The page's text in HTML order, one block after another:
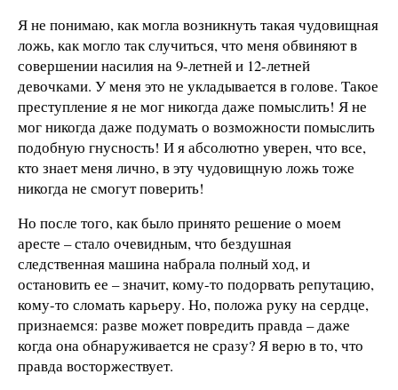
Я не понимаю, как могла возникнуть такая чудовищная
ложь, как могло так случиться, что меня обвиняют в
совершении насилия на 9-летней и 12-летней
девочками. У меня это не укладывается в голове. Такое
преступление я не мог никогда даже помыслить! Я не
мог никогда даже подумать о возможности помыслить
подобную гнусность! И я абсолютно уверен, что все,
кто знает меня лично, в эту чудовищную ложь тоже
никогда не смогут поверить!
Но после того, как было принято решение о моем
аресте – стало очевидным, что бездушная
следственная машина набрала полный ход, и
остановить ее – значит, кому-то подорвать репутацию,
кому-то сломать карьеру. Но, положа руку на сердце,
признаемся: разве может повредить правда – даже
когда она обнаруживается не сразу? Я верю в то, что
правда восторжествует.